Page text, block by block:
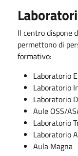
Il centro dispone
permettono di
formativo:
Laboratorio
Laboratorio
Laboratorio
Aule OSS/
Laboratorio
Laboratorio
Aula Magna